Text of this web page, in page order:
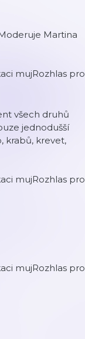
Martina
mujRozhlas pro
všech druhů
jednodušší
krabů, krevet,
mujRozhlas pro
mujRozhlas pro